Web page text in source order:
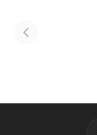
పితృదేవతల